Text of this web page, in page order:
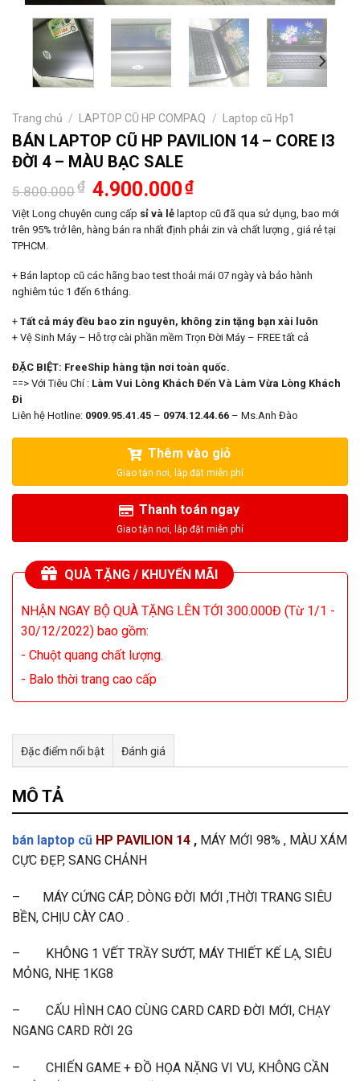
Trang chủ / LAPTOP CŨ HP COMPAQ / Laptop cũ Hp1
BÁN LAPTOP CŨ HP PAVILION 14 – CORE I3
ĐỜI 4 – MÀU BẠC SALE
5.800.000₫ Giá
gốc
là:
5.800.000₫.
4.900.000₫Giá
tại
là:
Việt Long chuyên cung cấp sỉ và lẻ laptop cũ đã qua sử dụng, bao mới
trên 95% trở lên, hàng bán ra nhất định phải zin và chất lượng , giá rẻ tại
TPHCM.
+ Bán laptop cũ các hãng bao test thoải mái 07 ngày và bảo hành
nghiêm túc 1 đến 6 tháng.
+ Tất cả máy đều bao zin nguyên, không zin tặng bạn xài luôn
+ Vệ Sinh Máy – Hỗ trợ cài phần mềm Trọn Đời Máy – FREE tất cả
ĐẶC BIỆT: FreeShip hàng tận nơi toàn quốc.
==> Với Tiêu Chí : Làm Vui Lòng Khách Đến Và Làm Vừa Lòng Khách
Đi
Liên hệ Hotline: 0909.95.41.45 – 0974.12.44.66 – Ms.Anh Đào
Thêm vào giỏ
Thanh toán ngay
QUÀ TẶNG / KHUYẾN MÃI
NHẬN NGAY BỘ QUÀ TẶNG LÊN TỚI 300.000Đ (Từ 1/1 -
30/12/2022) bao gồm:
- Chuột quang chất lượng.
- Balo thời trang cao cấp
Đặc điểm nổi bật Đánh giá
Tư vấn & bán hàng qua Facebook
MÔ TẢ
bán laptop cũ HP PAVILION 14 , MÁY MỚI 98% , MÀU XÁM
CỰC ĐẸP, SANG CHẢNH
– MÁY CỨNG CÁP, DÒNG ĐỜI MỚI ,THỜI TRANG SIÊU
BỀN, CHỊU CÀY CAO .
– KHÔNG 1 VẾT TRẦY SƯỚT, MÁY THIẾT KẾ LẠ, SIÊU
MỎNG, NHẸ 1KG8
– CẤU HÌNH CAO CÙNG CARD CARD ĐỜI MỚI, CHẠY
NGANG CARD RỜI 2G
– CHIẾN GAME + ĐỒ HỌA NẶNG VI VU, KHÔNG CẦN